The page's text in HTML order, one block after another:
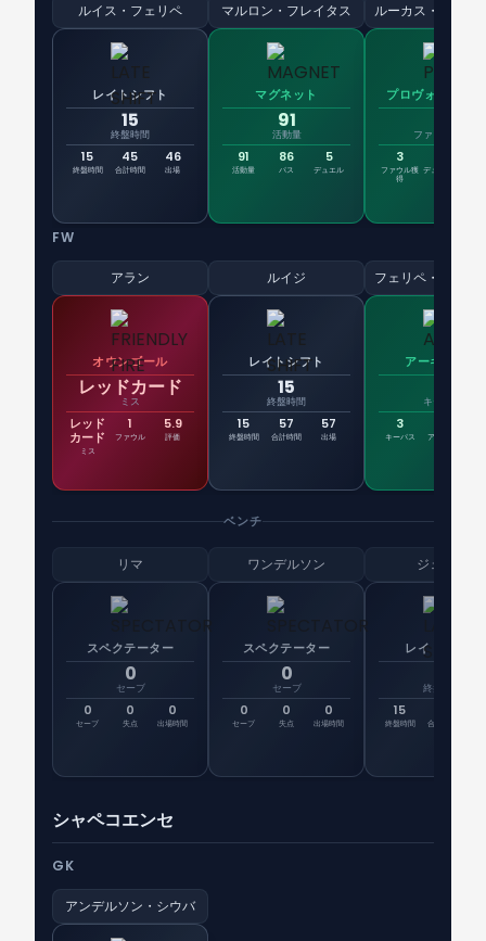
ルイス・フェリペ
レイトシフト
15
終盤時間
15
終盤時間
45
合計時間
46
出場
マルロン・フレイタス
マグネット
91
活動量
91
活動量
86
パス
5
デュエル
プロヴォカトゥ
ファウル獲得
3
ファウル獲
得
デュエル勝
FW
アラン
オウンゴール
レッドカード
ミス
レッド
カード
ミス
1
ファウル
5.9
評価
ルイジ
レイトシフト
15
終盤時間
15
終盤時間
57
合計時間
57
出場
アーキテクト
キーパス
3
キーパス アシスト
ベンチ
リマ
スペクテーター
0
セーブ
0
セーブ
0
失点
0
出場時間
ワンデルソン
スペクテーター
0
セーブ
0
セーブ
0
失点
0
出場時間
ジェフテ
レイトシフト
終盤時間
15
終盤時間 合計時間
シャペコエンセ
GK
アンデルソン・シウバ